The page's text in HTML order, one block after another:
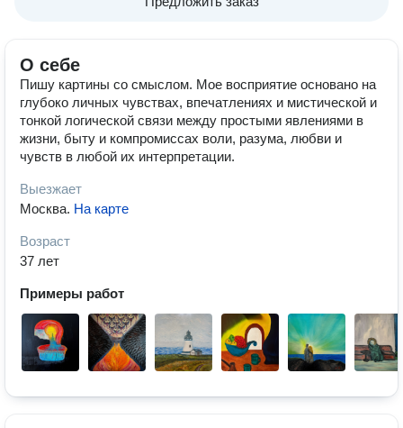
О себе
Пишу картины со смыслом. Мое восприятие основано на
глубоко личных чувствах, впечатлениях и мистической и
тонкой логической связи между простыми явлениями в
жизни, быту и компромиссах воли, разума, любви и
чувств в любой их интерпретации.
Выезжает
Москва. На карте
Возраст
37 лет
Примеры работ